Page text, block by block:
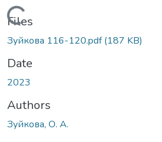
Loading...
Files
Зуйкова 116-120.pdf(187 KB)
Date
2023
Authors
Зуйкова, О. А.